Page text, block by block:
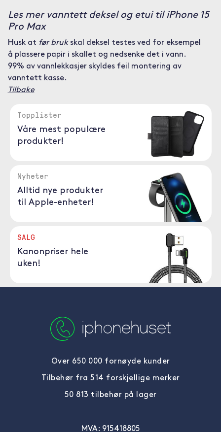
Les mer vanntett deksel og etui til iPhone 15
Pro Max
Husk at før brukskal deksel testes ved for eksempel
å plassere papir i skallet og nedsenke det i vann.
99% av vannlekkasjer skyldes feil montering av
vanntett kasse.
Tilbake
Topplister
Våre mest populære
produkter!
Nyheter
Alltid nye produkter
til Apple-enheter!
SALG
Kanonpriser hele
uken!
Over 650 000 fornøyde kunder
Tilbehør fra 514 forskjellige merker
50 813 tilbehør på lager
MVA: 915418805